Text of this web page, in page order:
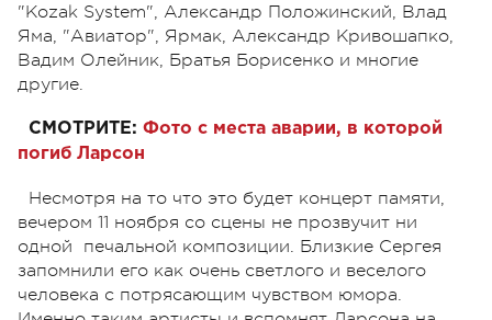
"Kozak System", Александр Положинский, Влад
Яма, "Авиатор", Ярмак, Александр Кривошапко,
Вадим Олейник, Братья Борисенко и многие
другие.
СМОТРИТЕ: Фото с места аварии, в которой
погиб Ларсон
Несмотря на то что это будет концерт памяти,
вечером 11 ноября со сцены не прозвучит ни
одной печальной композиции. Близкие Сергея
запомнили его как очень светлого и веселого
человека с потрясающим чувством юмора.